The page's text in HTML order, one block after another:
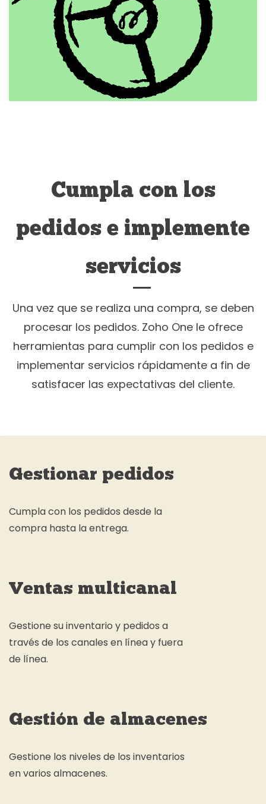
Cumpla con los
pedidos e implemente
servicios
Una vez que se realiza una compra, se deben
procesar los pedidos. Zoho One le ofrece
herramientas para cumplir con los pedidos e
implementar servicios rápidamente a fin de
satisfacer las expectativas del cliente.
Gestionar pedidos
Cumpla con los pedidos desde la
compra hasta la entrega.
Ventas multicanal
Gestione su inventario y pedidos a
través de los canales en línea y fuera
de línea.
Gestión de almacenes
Gestione los niveles de los inventarios
en varios almacenes.